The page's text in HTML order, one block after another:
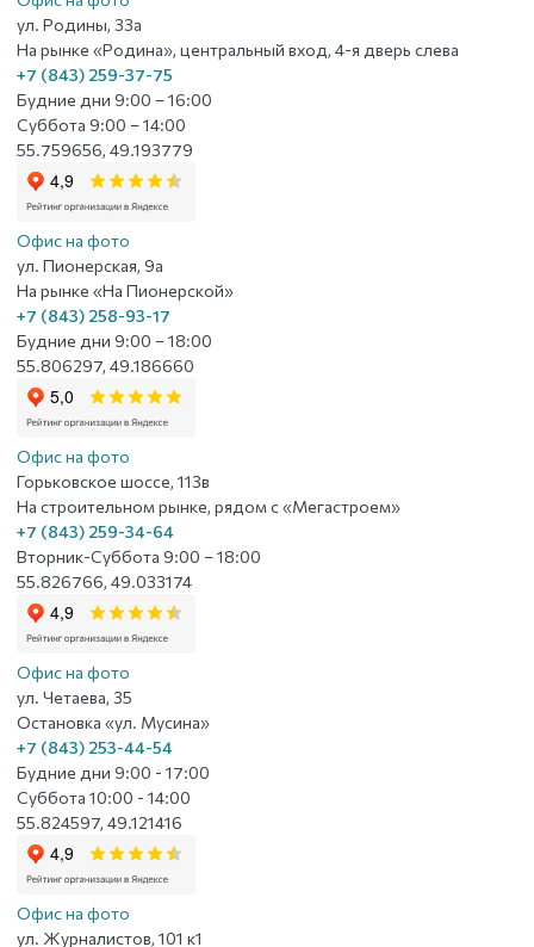
ул. Родины, 33а
На рынке «Родина», центральный вход, 4-я дверь слева
+7 (843) 259-37-75
Будние дни 9:00 – 16:00
Суббота 9:00 – 14:00
55.759656, 49.193779
Офис на фото
ул. Пионерская, 9а
На рынке «На Пионерской»
+7 (843) 258-93-17
Будние дни 9:00 – 18:00
55.806297, 49.186660
Офис на фото
Горьковское шоссе, 113в
На строительном рынке, рядом с «Мегастроем»
+7 (843) 259-34-64
Вторник-Суббота 9:00 – 18:00
55.826766, 49.033174
Офис на фото
ул. Четаева, 35
Остановка «ул. Мусина»
+7 (843) 253-44-54
Будние дни 9:00 - 17:00
Суббота 10:00 - 14:00
55.824597, 49.121416
Офис на фото
ул. Журналистов, 101 к1